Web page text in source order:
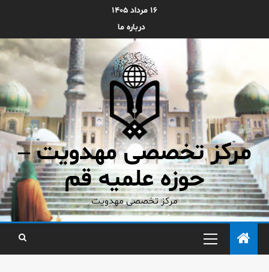
۱۶ مرداد ۱۴۰۵
درباره ما
مرکز تخصصی مهدویت –
حوزه علمیه قم
مرکز تخصصی مهدویت